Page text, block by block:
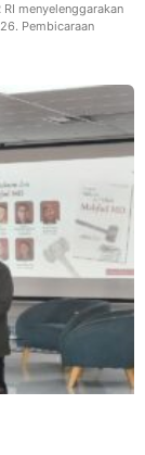
menyelenggarakan
Pembicaraan